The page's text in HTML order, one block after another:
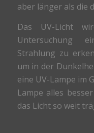
aber länger als die
Das UV-Licht
Untersuchung
Strahlung zu
um in der
eine UV-Lampe im
Lampe alles
das Licht so weit